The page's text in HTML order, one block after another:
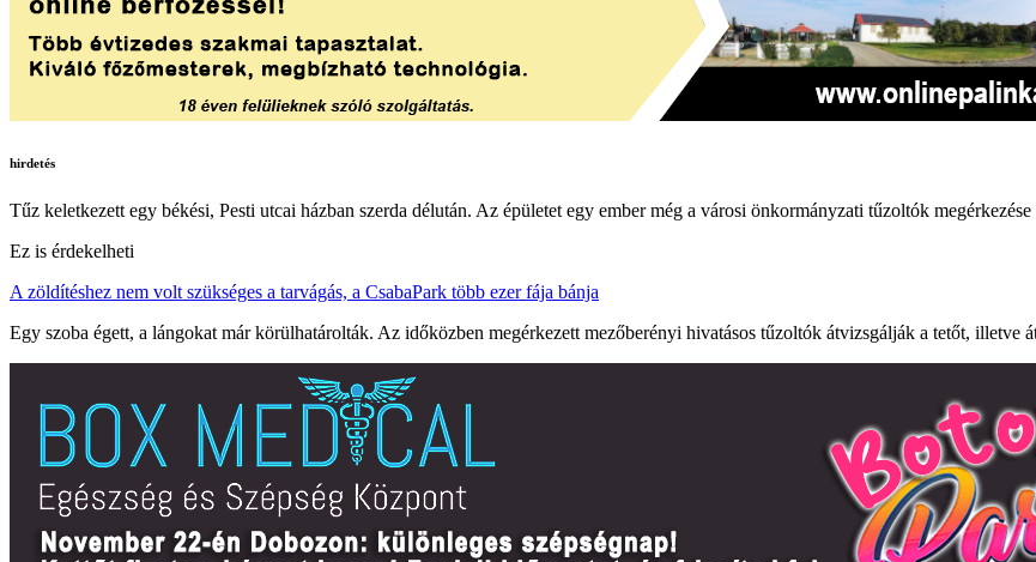
hirdetés
Tűz keletkezett egy békési, Pesti utcai házban szerda délután. Az épületet egy ember még a városi önkormányzati tűzoltók
Ez is érdekelheti
A zöldítéshez nem volt szükséges a tarvágás, a CsabaPark több ezer fája bánja
Egy szoba égett, a lángokat már körülhatárolták. Az időközben megérkezett mezőberényi hivatásos tűzoltók átvizsgálják a tetőt, illetve